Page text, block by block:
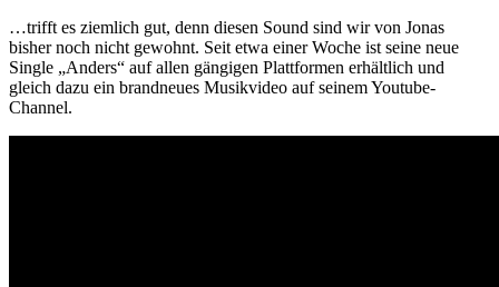
…trifft es ziemlich gut, denn diesen Sound sind wir von Jonas
bisher noch nicht gewohnt. Seit etwa einer Woche ist seine neue
Single „Anders“ auf allen gängigen Plattformen erhältlich und
gleich dazu ein brandneues Musikvideo auf seinem Youtube-
Channel.